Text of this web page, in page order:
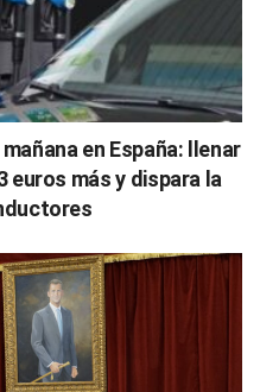
en España: llenar
más y dispara la